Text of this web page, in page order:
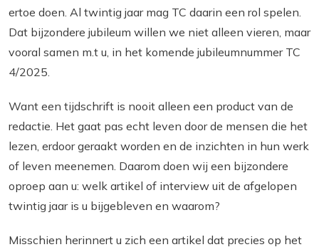
ertoe doen. Al twintig jaar mag TC daarin een rol spelen.
Dat bijzondere jubileum willen we niet alleen vieren, maar
vooral samen m.t u, in het komende jubileumnummer TC
4/2025.
Want een tijdschrift is nooit alleen een product van de
redactie. Het gaat pas echt leven door de mensen die het
lezen, erdoor geraakt worden en de inzichten in hun werk
of leven meenemen. Daarom doen wij een bijzondere
oproep aan u: welk artikel of interview uit de afgelopen
twintig jaar is u bijgebleven en waarom?
Misschien herinnert u zich een artikel dat precies op het